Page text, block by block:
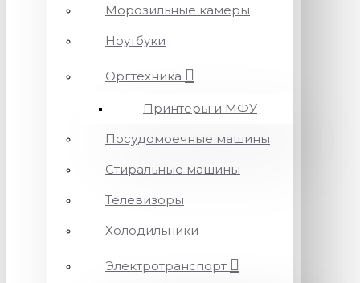
Морозильные камеры
Ноутбуки
Оргтехника
Принтеры и МФУ
Посудомоечные машины
Стиральные машины
Телевизоры
Холодильники
Электротранспорт